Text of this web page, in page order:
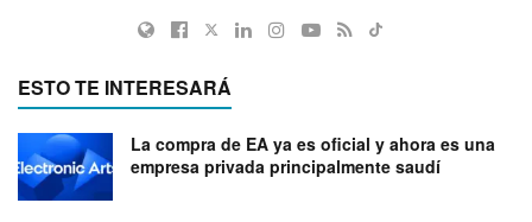
ESTO TE INTERESARÁ
La compra de EA ya es oficial y ahora es una
empresa privada principalmente saudí